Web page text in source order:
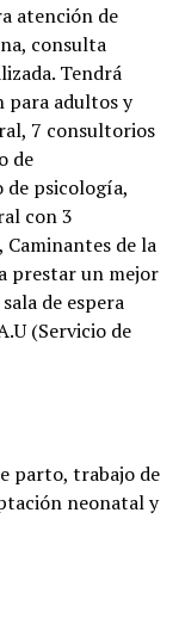
atención de
consulta
Tendrá
para adultos y
7 consultorios
de
psicología,
con 3
de la
prestar un mejor
de espera
(Servicio de
parto, trabajo de
neonatal y